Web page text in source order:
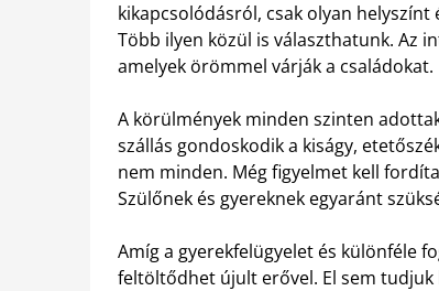
kikapcsolódásról, csak olyan
Több ilyen közül is választhatunk. Az
amelyek örömmel várják a családokat.
A körülmények minden szinten
szállás gondoskodik a kiságy,
nem minden. Még figyelmet kell
Szülőnek és gyereknek egyaránt
Amíg a gyerekfelügyelet és különféle
feltöltődhet újult erővel. El sem